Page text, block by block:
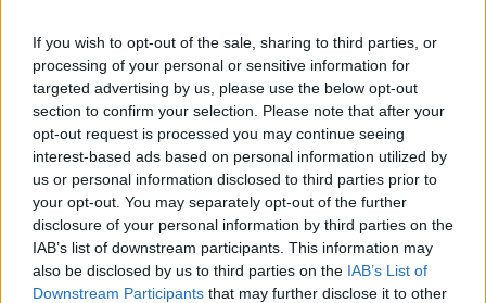
If you wish to opt-out of the sale, sharing to third parties, or
processing of your personal or sensitive information for
targeted advertising by us, please use the below opt-out
section to confirm your selection. Please note that after your
opt-out request is processed you may continue seeing
interest-based ads based on personal information utilized by
us or personal information disclosed to third parties prior to
your opt-out. You may separately opt-out of the further
disclosure of your personal information by third parties on the
IAB’s list of downstream participants. This information may
also be disclosed by us to third parties on the IAB’s List of
Downstream Participants that may further disclose it to other